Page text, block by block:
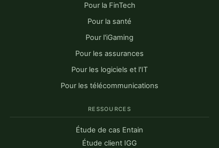
Pour la FinTech
Pour la santé
Pour l'iGaming
Pour les assurances
Pour les logiciels et l'IT
Pour les télécommunications
RESSOURCES
Étude de cas Entain
Étude client IGG